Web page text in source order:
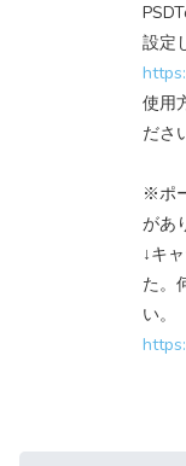
設定
使用
ださ
※ポ
があ
↓キ
た。
い。